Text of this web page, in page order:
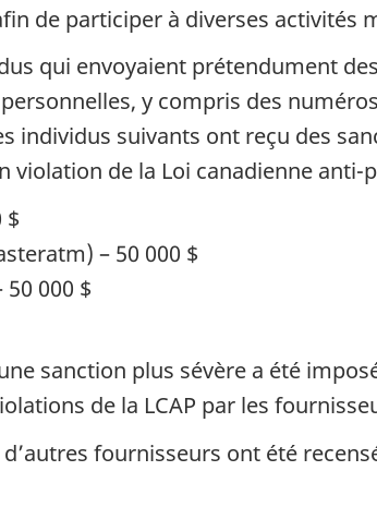
de participer à diverses activités
qui envoyaient prétendument
y compris des
individus suivants ont reçu des
de la Loi canadienne anti-
$
– 50 000 $
000 $
sanction plus sévère a été
de la LCAP par les
fournisseurs ont été